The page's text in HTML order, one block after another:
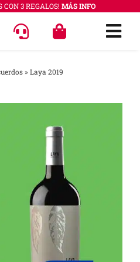
3 REGALOS! MÁS INFO
» Laya 2019